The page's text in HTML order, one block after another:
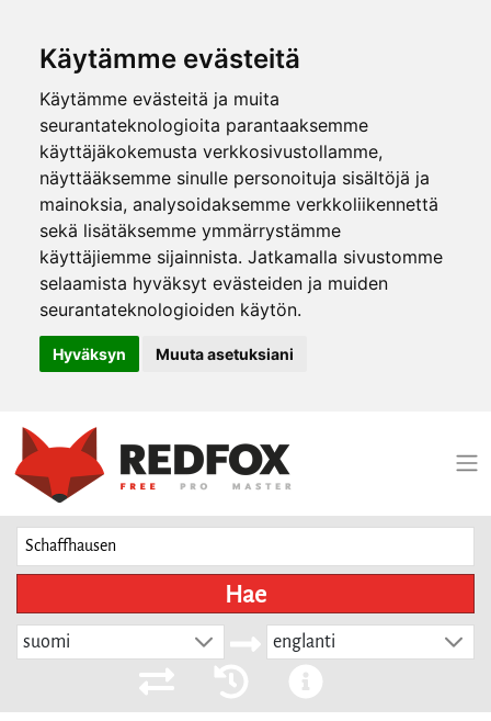
Käytämme evästeitä
Käytämme evästeitä ja muita
seurantateknologioita parantaaksemme
käyttäjäkokemusta verkkosivustollamme,
näyttääksemme sinulle personoituja sisältöjä ja
mainoksia, analysoidaksemme verkkoliikennettä
sekä lisätäksemme ymmärrystämme
käyttäjiemme sijainnista. Jatkamalla sivustomme
selaamista hyväksyt evästeiden ja muiden
seurantateknologioiden käytön.
Hyväksyn Muuta asetuksiani
Hae
suomi englanti